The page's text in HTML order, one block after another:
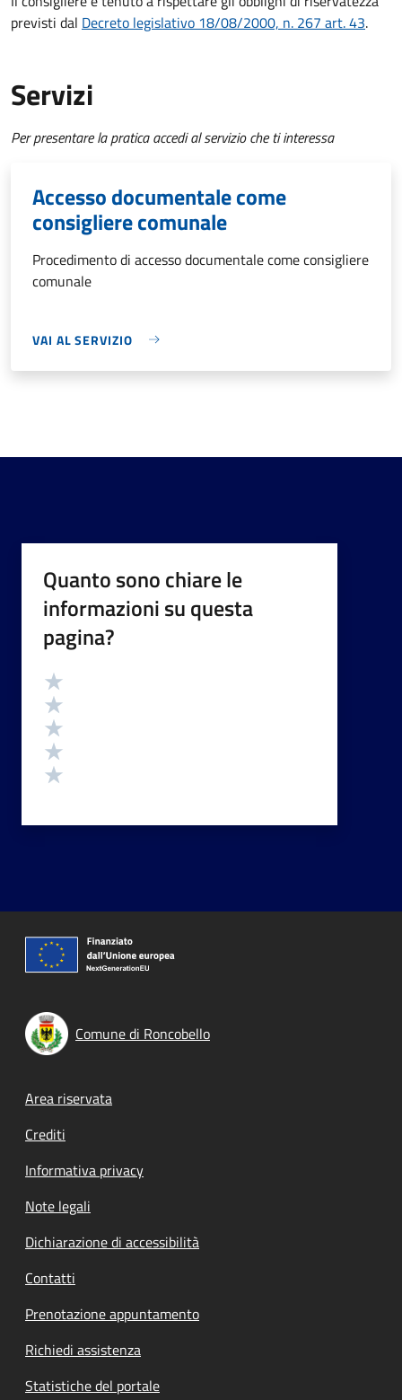
previsti dal Decreto legislativo 18/08/2000, n. 267 art. 43.
Servizi
Per presentare la pratica accedi al servizio che ti interessa
Accesso documentale come
consigliere comunale
Procedimento di accesso documentale come consigliere
comunale
VAI AL SERVIZIO
Quanto sono chiare le
informazioni su questa
pagina?
Valutazione
Comune di Roncobello
Footer menu
Area riservata
Crediti
Informativa privacy
Note legali
Dichiarazione di accessibilità
Contatti
Prenotazione appuntamento
Richiedi assistenza
Statistiche del portale